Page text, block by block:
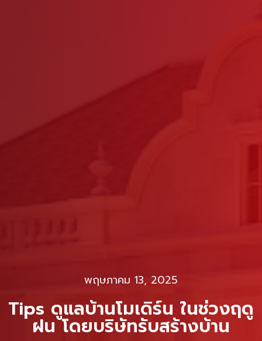
พฤษภาคม 13, 2025
Tips ดูแลบ้านโมเดิร์น ในช่วงฤดู
ฝน โดยบริษัทรับสร้างบ้าน